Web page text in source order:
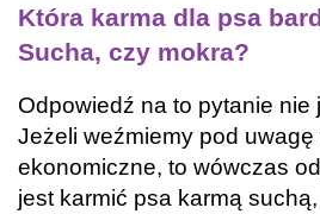
Która karma dla psa
Sucha, czy mokra?
Odpowiedź na to pytanie nie
Jeżeli weźmiemy pod uwagę
ekonomiczne, to wówczas
jest karmić psa karmą